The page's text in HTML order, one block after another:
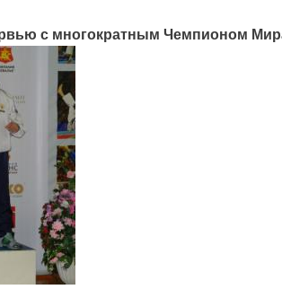
с многократным Чемпионом